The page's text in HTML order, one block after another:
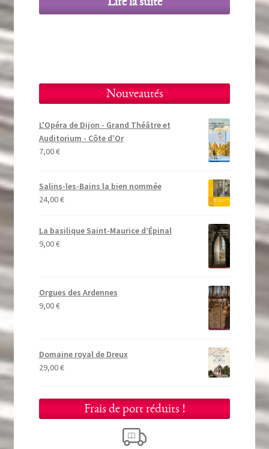
Nouveautés
L'Opéra de Dijon - Grand Théâtre et
Auditorium - Côte d'Or
7,00€
Salins-les-Bains la bien nommée
24,00€
La basilique Saint-Maurice d’Épinal
9,00€
Orgues des Ardennes
9,00€
Domaine royal de Dreux
29,00€
Frais de port réduits !